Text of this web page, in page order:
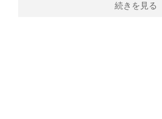
続きを見る